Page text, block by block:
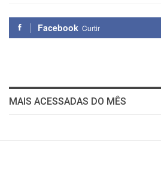
Facebook Curtir
MAIS ACESSADAS DO MÊS